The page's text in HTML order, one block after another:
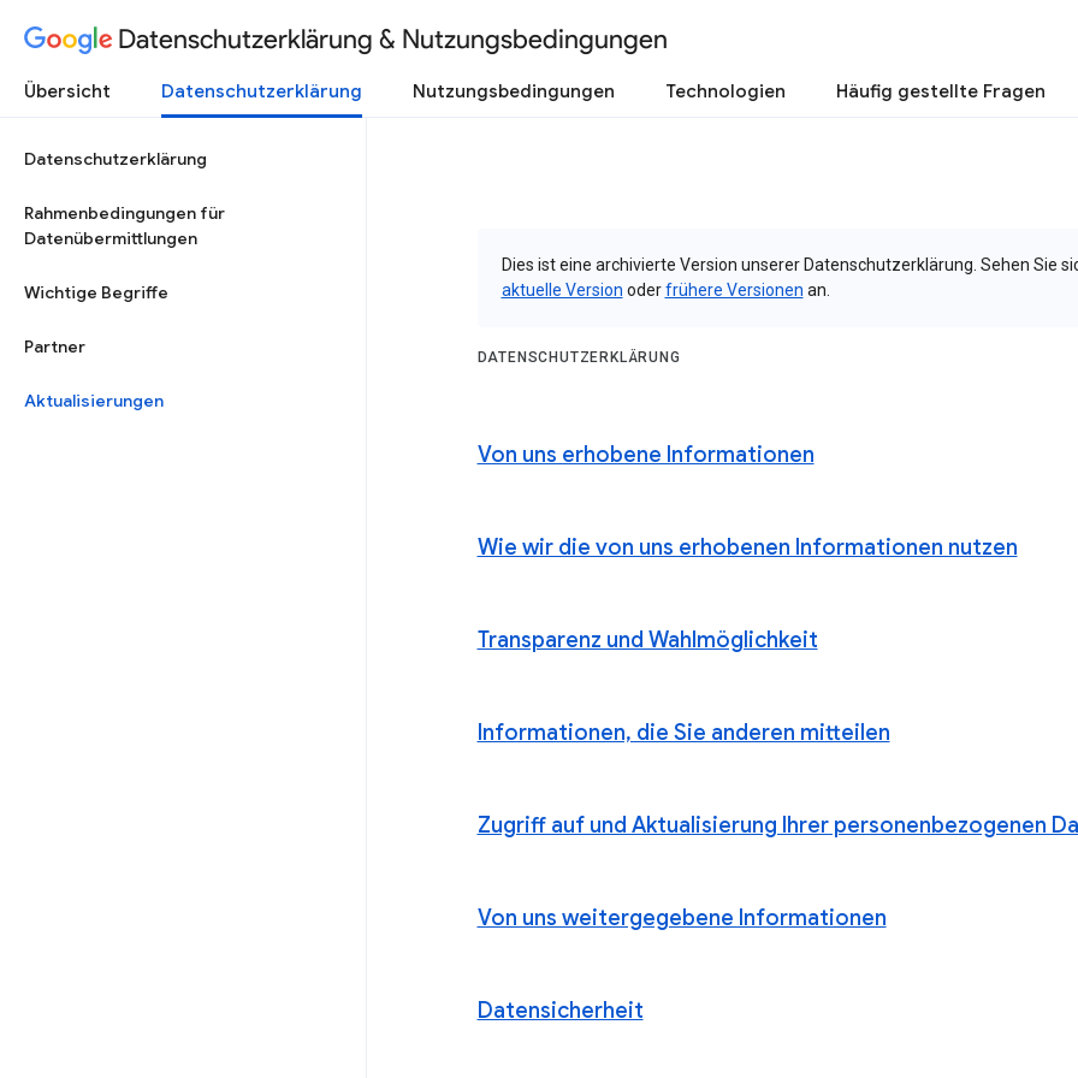
Datenschutzerklärung & Nutzungsbedingungen
Übersicht Datenschutzerklärung Nutzungsbedingungen Technologien Häufig gestellte Fragen
Datenschutzerklärung
Rahmenbedingungen für
Datenübermittlungen
Wichtige Begriffe
Partner
Aktualisierungen
Dies ist eine archivierte Version unserer Datenschutzerklärung. Sehen Sie
aktuelle Version oderfrühere Versionen an.
DATENSCHUTZERKLÄRUNG
Von uns erhobene Informationen
Wie wir die von uns erhobenen Informationen nutzen
Transparenz und Wahlmöglichkeit
Informationen, die Sie anderen mitteilen
Zugriff auf und Aktualisierung Ihrer personenbezogenen
Von uns weitergegebene Informationen
Datensicherheit